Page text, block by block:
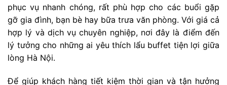
phục vụ nhanh chóng, rất phù hợp cho các buổi gặp
gỡ gia đình, bạn bè hay bữa trưa văn phòng. Với giá cả
hợp lý và dịch vụ chuyên nghiệp, nơi đây là điểm đến
lý tưởng cho những ai yêu thích lẩu buffet tiện lợi giữa
lòng Hà Nội.
Để giúp khách hàng tiết kiệm thời gian và tận hưởng